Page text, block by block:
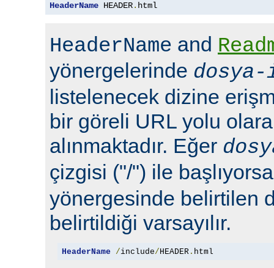
HeaderName HEADER. html
HeaderName and
yönergelerinde
listelenecek dizine
bir göreli URL yolu
alınmaktadır. Eğer
çizgisi ("/") ile
yönergesinde belirtilen
belirtildiği varsayılır.
HeaderName /include/ HEADER. html